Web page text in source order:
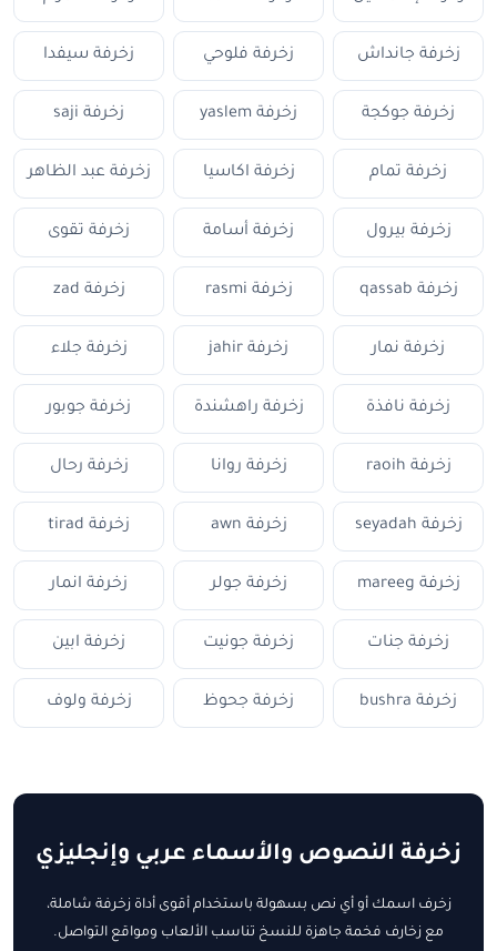
زخرفة جانداش زخرفة فلوحي زخرفة سيفدا
زخرفة جوكجة زخرفة yaslem زخرفة saji
زخرفة تمام زخرفة اكاسيا زخرفة عبد الظاهر
زخرفة بيرول زخرفة أسامة زخرفة تقوى
زخرفة qassab زخرفة rasmi زخرفة zad
زخرفة نمار زخرفة jahir زخرفة جلاء
زخرفة نافذة زخرفة راهشندة زخرفة جوبور
زخرفة raoih زخرفة روانا زخرفة رحال
زخرفة seyadah زخرفة awn زخرفة tirad
زخرفة mareeg زخرفة جولر زخرفة انمار
زخرفة جنات زخرفة جونيت زخرفة ابين
زخرفة bushra زخرفة جحوظ زخرفة ولوف
زخرفة النصوص والأسماء عربي وإنجليزي
زخرف اسمك أو أي نص بسهولة باستخدام أقوى أداة زخرفة شاملة،
مع زخارف فخمة جاهزة للنسخ تناسب الألعاب ومواقع التواصل.